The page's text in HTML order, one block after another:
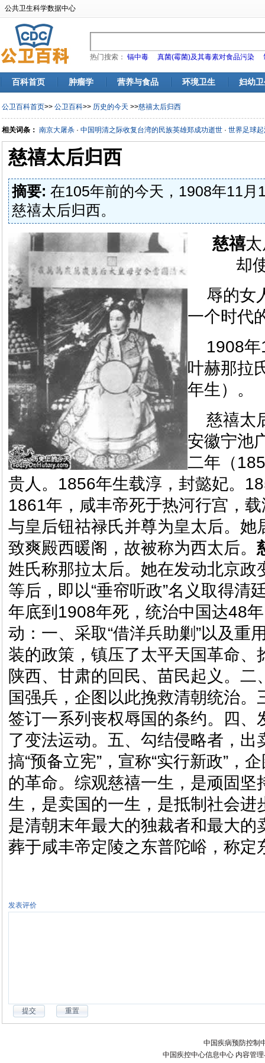
公共卫生科学数据中心
热门搜索： 镉中毒 真菌(霉菌)及其毒素对食品污染
百科首页 肿瘤学 营养与食品 环境卫生 妇幼
公卫百科首页>> 公卫百科>> 历史的今天 >>慈禧太后归西
相关词条： 南京大屠杀 · 中国明清之际收复台湾的民族英雄郑成功逝世 · 世界足球
慈禧太后归西
摘要: 在105年前的今天，1908年11月
慈禧太后归西。
慈禧
却
辱的女
一个时代
1908
叶赫那拉
年生）。
慈禧太
安徽宁池
二年（
贵人。1856年生载淳，封懿妃。
1861年，咸丰帝死于热河行宫，
与皇后钮祜禄氏并尊为皇太后。她
致爽殿西暖阁，故被称为西太后。
姓氏称那拉太后。她在发动北京政
等后，即以“垂帘听政”名义取得清
年底到1908年死，统治中国达48
动：一、采取“借洋兵助剿”以及重
装的政策，镇压了太平天国革命、
陕西、甘肃的回民、苗民起义。二
国强兵，企图以此挽救清朝统治。
签订一系列丧权辱国的条约。四、
了变法运动。五、勾结侵略者，出
搞“预备立宪”，宣称“实行新政”，
的革命。综观慈禧一生，是顽固坚
生，是卖国的一生，是抵制社会进
是清朝末年最大的独裁者和最大的
葬于咸丰帝定陵之东普陀峪，称定
发表评价
中国疾病预防控制
中国疾控中心信息中心 内容管